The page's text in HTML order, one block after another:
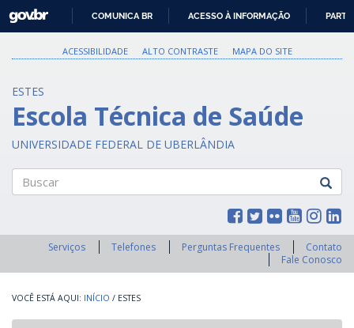
PARA
O
GOVBR
COMUNICA BR ACESSO À INFORMAÇÃO
ACESSIBILIDADE ALTO CONTRASTE MAPA DO SITE
ESTES
Escola Técnica de Saúde
UNIVERSIDADE FEDERAL DE UBERLÂNDIA
Serviços Telefones Perguntas Frequentes
Contato
Fale Conosco
INÍCIO / ESTES